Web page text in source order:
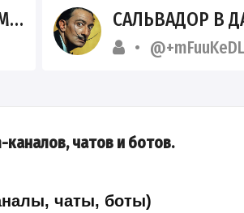
САЛЬВАДОР В
чатов и ботов.
чаты, боты)